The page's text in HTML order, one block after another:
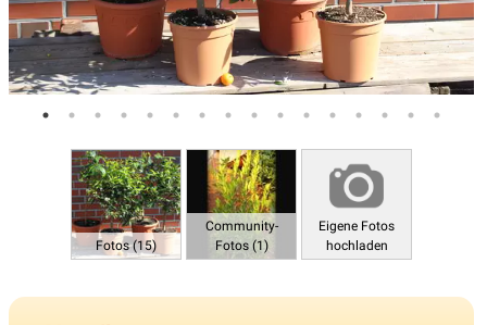
Fotos (15)
Community-
Fotos (1)
Eigene Fotos
hochladen